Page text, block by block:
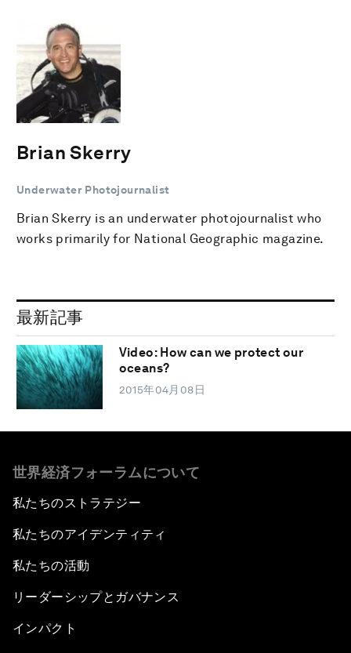
Brian Skerry
Underwater Photojournalist
Brian Skerry is an underwater photojournalist who
works primarily for National Geographic magazine.
最新記事
Video: How can we protect our
oceans?
2015年04月08日
世界経済フォーラムについて
私たちのストラテジー
私たちのアイデンティティ
私たちの活動
リーダーシップとガバナンス
インパクト